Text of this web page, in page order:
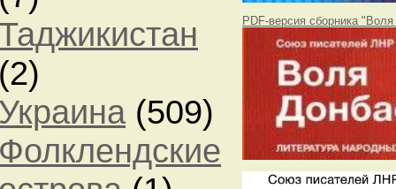
(509)
PDF-версия сборника